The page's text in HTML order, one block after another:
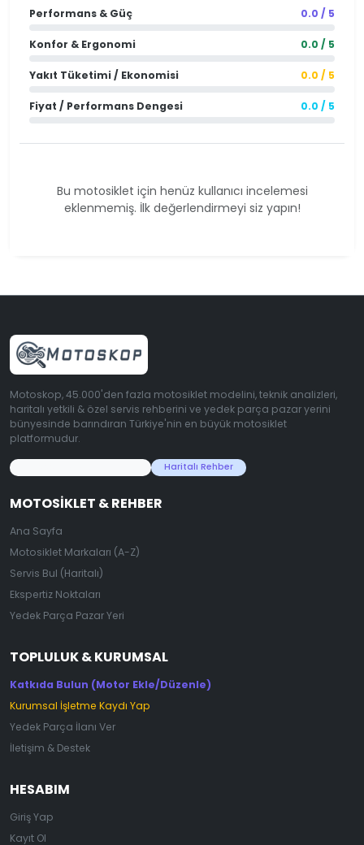
Performans & Güç 0.0 / 5
Konfor & Ergonomi 0.0 / 5
Yakıt Tüketimi / Ekonomisi 0.0 / 5
Fiyat / Performans Dengesi 0.0 / 5
Bu motosiklet için henüz kullanıcı incelemesi
eklenmemiş. İlk değerlendirmeyi siz yapın!
Motoskop, 45.000'den fazla motosiklet modelini, teknik analizleri,
haritalı yetkili & özel servis rehberini ve yedek parça pazar yerini
bünyesinde barındıran Türkiye'nin en büyük motosiklet
platformudur.
Haritalı Rehber
MOTOSIKLET & REHBER
Ana Sayfa
Motosiklet Markaları (A-Z)
Servis Bul (Haritalı)
Ekspertiz Noktaları
Yedek Parça Pazar Yeri
TOPLULUK & KURUMSAL
Katkıda Bulun (Motor Ekle/Düzenle)
Kurumsal İşletme Kaydı Yap
Yedek Parça İlanı Ver
İletişim & Destek
HESABIM
Giriş Yap
Kayıt Ol